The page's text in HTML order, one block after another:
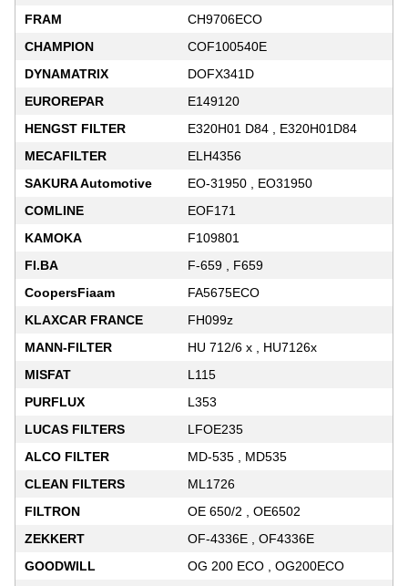
FRAM
CH9706ECO
CHAMPION
COF100540E
DYNAMATRIX
DOFX341D
EUROREPAR
E149120
HENGST FILTER
E320H01 D84 , E320H01D84
MECAFILTER
ELH4356
SAKURA Automotive
EO-31950 , EO31950
COMLINE
EOF171
KAMOKA
F109801
FI.BA
F-659 , F659
CoopersFiaam
FA5675ECO
KLAXCAR FRANCE
FH099z
MANN-FILTER
HU 712/6 x , HU7126x
MISFAT
L115
PURFLUX
L353
LUCAS FILTERS
LFOE235
ALCO FILTER
MD-535 , MD535
CLEAN FILTERS
ML1726
FILTRON
OE 650/2 , OE6502
ZEKKERT
OF-4336E , OF4336E
GOODWILL
OG 200 ECO , OG200ECO